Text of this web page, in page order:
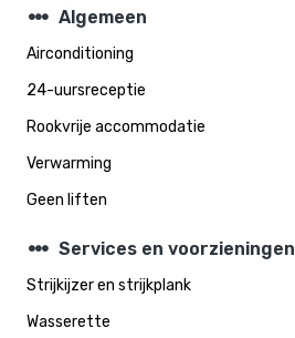
steppers Algemeen
Airconditioning
24-uursreceptie
Rookvrije accommodatie
Verwarming
Geen liften
steppers Services en voorzieningen
Strijkijzer en strijkplank
Wasserette